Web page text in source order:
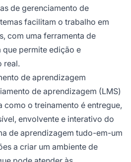
de gerenciamento de
facilitam o trabalho em
com uma ferramenta de
permite edição e
real.
de aprendizagem
de aprendizagem (LMS)
o treinamento é entregue,
envolvente e interativo do
de aprendizagem tudo-em-um
a criar um ambiente de